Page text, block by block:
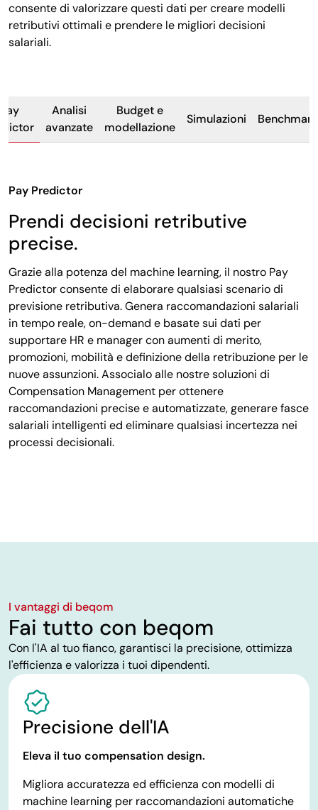
consente di valorizzare questi dati per creare modelli
retributivi ottimali e prendere le migliori decisioni
salariali.
Pay
Analisi
avanzate
Budget e
modellazione
Simulazioni
Pay Predictor
Prendi decisioni retributive
precise.
Grazie alla potenza del machine learning, il nostro Pay
Predictor consente di elaborare qualsiasi scenario di
previsione retributiva. Genera raccomandazioni salariali
in tempo reale, on-demand e basate sui dati per
supportare HR e manager con aumenti di merito,
promozioni, mobilità e definizione della retribuzione per le
nuove assunzioni. Associalo alle nostre soluzioni di
Compensation Management per ottenere
raccomandazioni precise e automatizzate, generare fasce
salariali intelligenti ed eliminare qualsiasi incertezza nei
processi decisionali.
I vantaggi di beqom
Fai tutto con beqom
Con l'IA al tuo fianco, garantisci la precisione, ottimizza
l'efficienza e valorizza i tuoi dipendenti.
Precisione dell'IA
Eleva il tuo compensation design.
Migliora accuratezza ed efficienza con modelli di
machine learning per raccomandazioni automatiche